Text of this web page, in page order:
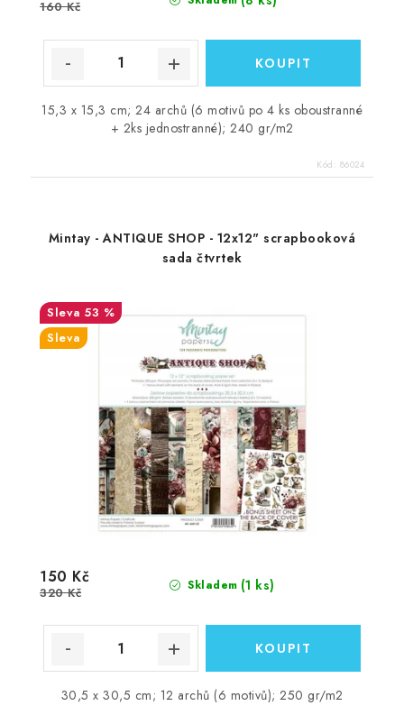
160 Kč
15,3 x 15,3 cm; 24 archů (6 motivů po 4 ks oboustranné
+ 2ks jednostranné); 240 gr/m2
Kód: 86024
Mintay - ANTIQUE SHOP - 12x12" scrapbooková
sada čtvrtek
53 %
Sleva
Skladem (1 ks)
150 Kč
320 Kč
30,5 x 30,5 cm; 12 archů (6 motivů); 250 gr/m2